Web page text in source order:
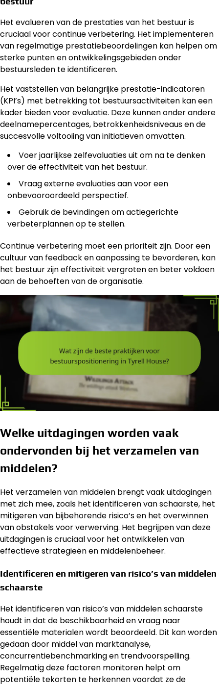
Het evalueren van de prestaties van het bestuur is
cruciaal voor continue verbetering. Het implementeren
van regelmatige prestatiebeoordelingen kan helpen om
sterke punten en ontwikkelingsgebieden onder
bestuursleden te identificeren.
Het vaststellen van belangrijke prestatie-indicatoren
(KPI’s) met betrekking tot bestuursactiviteiten kan een
kader bieden voor evaluatie. Deze kunnen onder andere
deelnamepercentages, betrokkenheidsniveaus en de
succesvolle voltooiing van initiatieven omvatten.
Voer jaarlijkse zelfevaluaties uit om na te denken
over de effectiviteit van het bestuur.
Vraag externe evaluaties aan voor een
onbevooroordeeld perspectief.
Gebruik de bevindingen om actiegerichte
verbeterplannen op te stellen.
Continue verbetering moet een prioriteit zijn. Door een
cultuur van feedback en aanpassing te bevorderen, kan
het bestuur zijn effectiviteit vergroten en beter voldoen
aan de behoeften van de organisatie.
Welke uitdagingen worden vaak
ondervonden bij het verzamelen van
middelen?
Het verzamelen van middelen brengt vaak uitdagingen
met zich mee, zoals het identificeren van schaarste, het
mitigeren van bijbehorende risico’s en het overwinnen
van obstakels voor verwerving. Het begrijpen van deze
uitdagingen is cruciaal voor het ontwikkelen van
effectieve strategieën en middelenbeheer.
Identificeren en mitigeren van risico’s van middelen
schaarste
Het identificeren van risico’s van middelen schaarste
houdt in dat de beschikbaarheid en vraag naar
essentiële materialen wordt beoordeeld. Dit kan worden
gedaan door middel van marktanalyse,
concurrentiebenchmarking en trendvoorspelling.
Regelmatig deze factoren monitoren helpt om
potentiële tekorten te herkennen voordat ze de